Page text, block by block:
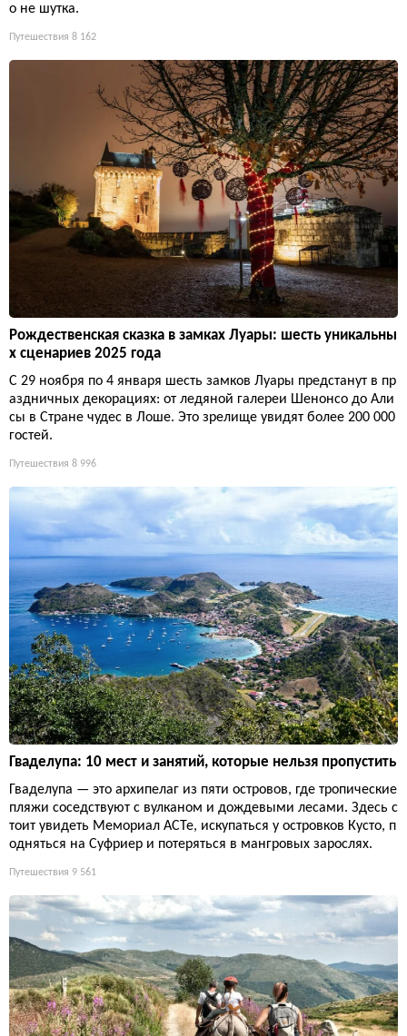
о не шутка.
Путешествия 8 162
Рождественская сказка в замках Луары: шесть уникальны
х сценариев 2025 года
С 29 ноября по 4 января шесть замков Луары предстанут в пр
аздничных декорациях: от ледяной галереи Шенонсо до Али
сы в Стране чудес в Лоше. Это зрелище увидят более 200 000
гостей.
Путешествия 8 996
Гваделупа: 10 мест и занятий, которые нельзя пропустить
Гваделупа — это архипелаг из пяти островов, где тропические
пляжи соседствуют с вулканом и дождевыми лесами. Здесь с
тоит увидеть Мемориал ACTe, искупаться у островков Кусто, п
одняться на Суфриер и потеряться в мангровых зарослях.
Путешествия 9 561